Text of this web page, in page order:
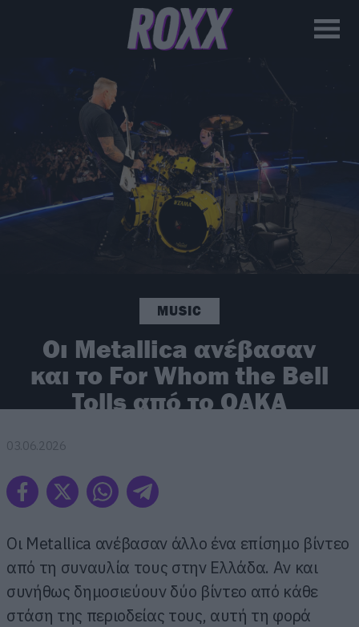
MUSIC
Οι Metallica ανέβασαν
και το For Whom the Bell
Tolls από το ΟΑΚΑ
03.06.2026
Οι Metallica ανέβασαν άλλο ένα επίσημο βίντεο
από τη συναυλία τους στην Ελλάδα. Αν και
συνήθως δημοσιεύουν δύο βίντεο από κάθε
στάση της περιοδείας τους, αυτή τη φορά